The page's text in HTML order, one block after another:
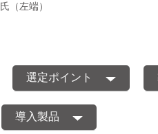
（左端）
選定ポイント
導入製品